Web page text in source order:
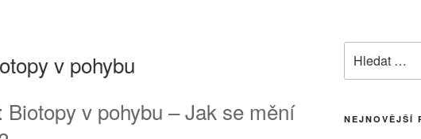
v pohybu
Biotopy v pohybu – Jak se mění
NEJNOVĚJŠÍ